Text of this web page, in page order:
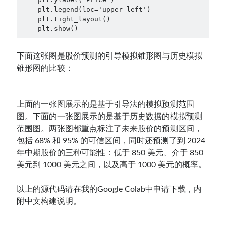
    plt.show()
下面这张图是股价预测的引导模拟锥形图与历史模拟
锥形图的比较：
上面的一张图展示的是基于引导法的模拟预测范围
图。下面的一张图展示的是基于历史数据的模拟预测
范围图。两张图都重点标注了未来股价的预测区间，
包括 68% 和 95% 的可信区间，同时还预测了到 2024
年中期股价的三种可能性：低于 850 美元、介于 850
美元到 1000 美元之间，以及高于 1000 美元的概率。
以上的源代码请在我的Google Colab中申请下载，内
附中文构建说明。